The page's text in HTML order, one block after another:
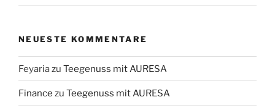
NEUESTE KOMMENTARE
Feyariazu Teegenuss mit AURESA
Finance zu Teegenuss mit AURESA